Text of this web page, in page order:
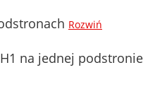
Rozwiń
na jednej podstronie